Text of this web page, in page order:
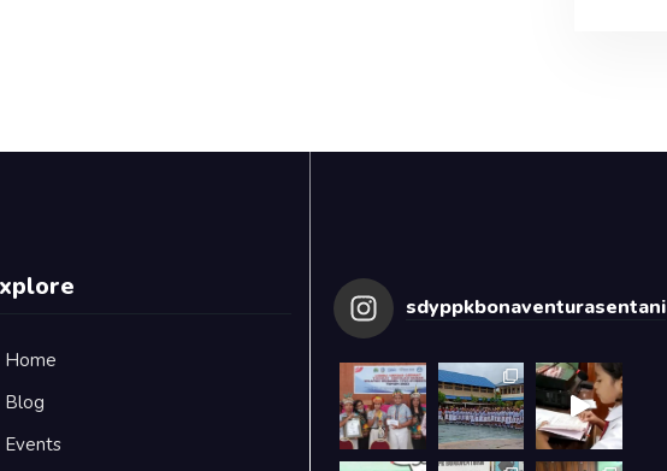
Home
Blog
Events
sdyppkbonaventurasentani